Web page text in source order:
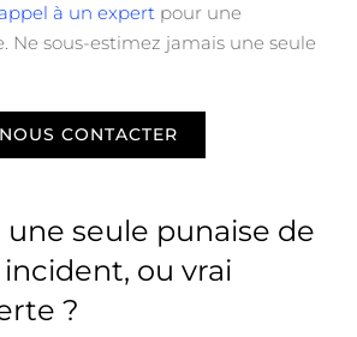
appel à un expert pour une
Ne sous-estimez jamais une seule
NOUS CONTACTER
une seule punaise de
ou vrai
?